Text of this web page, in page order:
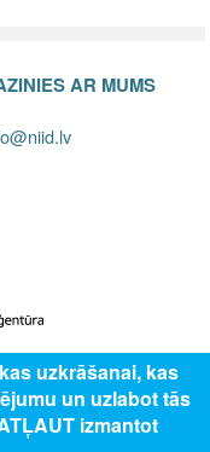
AR MUMS
satura visas tiesības
uzkrāšanai, kas
un uzlabot tās
izmantot